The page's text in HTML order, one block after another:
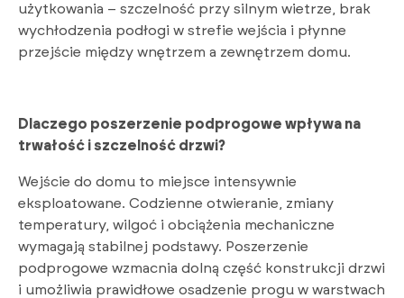
użytkowania – szczelność przy silnym wietrze, brak
wychłodzenia podłogi w strefie wejścia i płynne
przejście między wnętrzem a zewnętrzem domu.
Dlaczego poszerzenie podprogowe wpływa na
trwałość i szczelność drzwi?
Wejście do domu to miejsce intensywnie
eksploatowane. Codzienne otwieranie, zmiany
temperatury, wilgoć i obciążenia mechaniczne
wymagają stabilnej podstawy. Poszerzenie
podprogowe wzmacnia dolną część konstrukcji drzwi
i umożliwia prawidłowe osadzenie progu w warstwach